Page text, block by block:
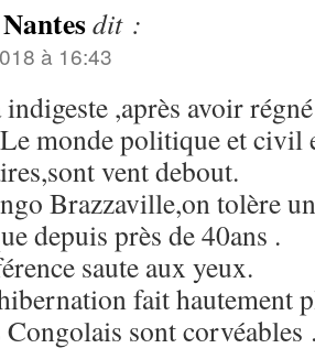
dit :
à 16:43
,après avoir
monde politique et civil
vent debout.
Brazzaville,on tolère
depuis près de 40ans .
saute aux yeux.
fait hautement
Congolais sont